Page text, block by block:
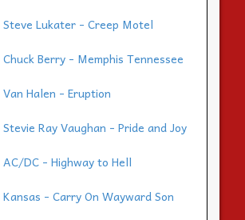
Steve Lukater - Creep Motel
Chuck Berry - Memphis Tennessee
Van Halen - Eruption
Stevie Ray Vaughan - Pride and Joy
AC/DC - Highway to Hell
Kansas - Carry On Wayward Son